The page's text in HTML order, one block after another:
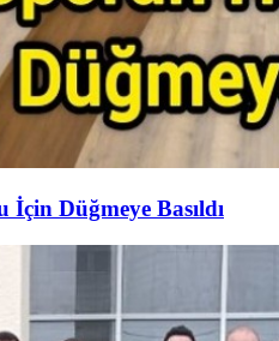
Düğmeye Basıldı